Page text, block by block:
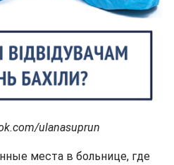
ulanasuprun
места в больнице, где